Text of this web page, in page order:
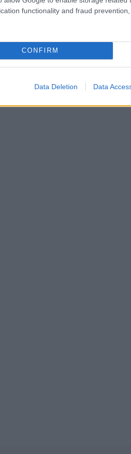
functionality and fraud
CONFIRM
Data Deletion Data